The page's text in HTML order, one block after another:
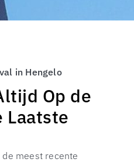
in Hengelo
Op de
Laatste
meest recente